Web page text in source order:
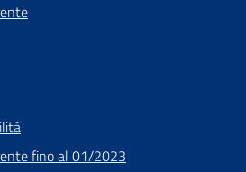
fino al 01/2023